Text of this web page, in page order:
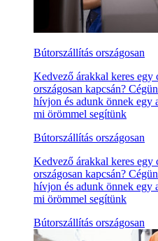
Bútorszállítás országosan
Kedvező árakkal keres egy
országosan kapcsán?
hívjon és adunk önnek egy
mi örömmel segítünk
Bútorszállítás országosan
Kedvező árakkal keres egy
országosan kapcsán?
hívjon és adunk önnek egy
mi örömmel segítünk
Bútorszállítás országosan